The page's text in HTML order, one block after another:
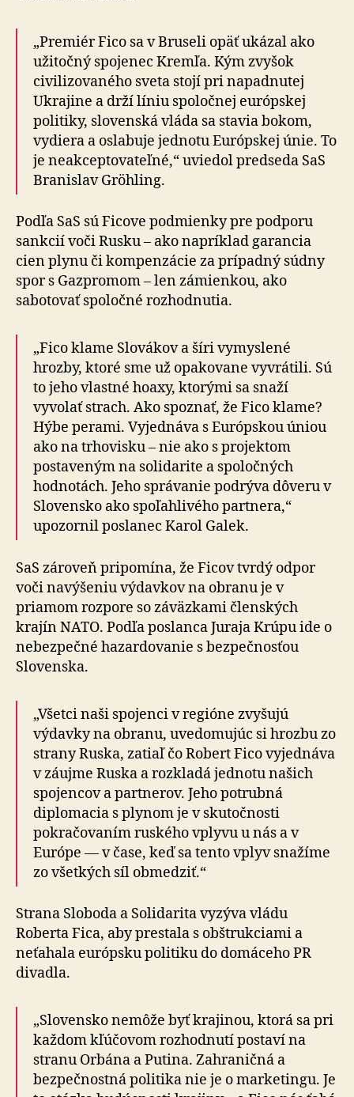
„Premiér Fico sa v Bruseli opäť ukázal ako
užitočný spojenec Kremľa. Kým zvyšok
civilizovaného sveta stojí pri napadnutej
Ukrajine a drží líniu spoločnej eu­róp­skej
politiky, slovenská vláda sa stavia bokom,
vydiera a oslabuje jednotu Európskej únie. To
je ne­ak­cep­to­va­teľ­né,“ uviedol predseda SaS
Branislav Gröhling.
Podľa SaS sú Ficove podmienky pre podporu
sankcií voči Rusku – ako napríklad garancia
cien plynu či kom­pen­zá­cie za prípadný súdny
spor s Gazpromom – len zá­mien­kou, ako
sabotovať spoločné rozhodnutia.
„Fico klame Slovákov a šíri vymyslené
hrozby, ktoré sme už opakovane vyvrátili. Sú
to jeho vlastné hoaxy, ktorými sa snaží
vyvolať strach. Ako spoznať, že Fico klame?
Hýbe perami. Vyjednáva s Európskou úniou
ako na trhovisku – nie ako s projektom
postaveným na solidarite a spoločných
hodnotách. Jeho správanie podrýva dôveru v
Slovensko ako spoľahlivého partnera,“
upozornil poslanec Karol Galek.
SaS zároveň pripomína, že Ficov tvrdý odpor
voči navýšeniu výdavkov na obranu je v
priamom rozpore so záväzkami členských
krajín NATO. Podľa poslanca Juraja Krúpu ide o
nebezpečné hazardovanie s bezpečnosťou
Slovenska.
„Všetci naši spojenci v regióne zvyšujú
výdavky na obranu, uvedomujúc si hrozbu zo
strany Ruska, zatiaľ čo Robert Fico vyjednáva
v záujme Ruska a rozkladá jednotu našich
spojencov a partnerov. Jeho potrubná
diplomacia s plynom je v skutočnosti
pokračovaním ruského vplyvu u nás a v
Európe — v čase, keď sa tento vplyv snažíme
zo všetkých síl obmedziť.“
Strana Sloboda a Solidarita vyzýva vládu
Roberta Fica, aby prestala s obštrukciami a
neťahala európsku politiku do domáceho PR
divadla.
„Slovensko nemôže byť krajinou, ktorá sa pri
každom kľúčovom rozhodnutí postaví na
stranu Orbána a Putina. Zahraničná a
bezpečnostná politika nie je o marketingu. Je